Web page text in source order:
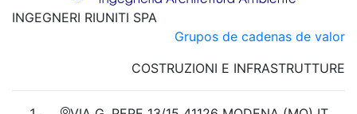
INGEGNERI RIUNITI SPA
Grupos de cadenas de valor
COSTRUZIONI E INFRASTRUTTURE